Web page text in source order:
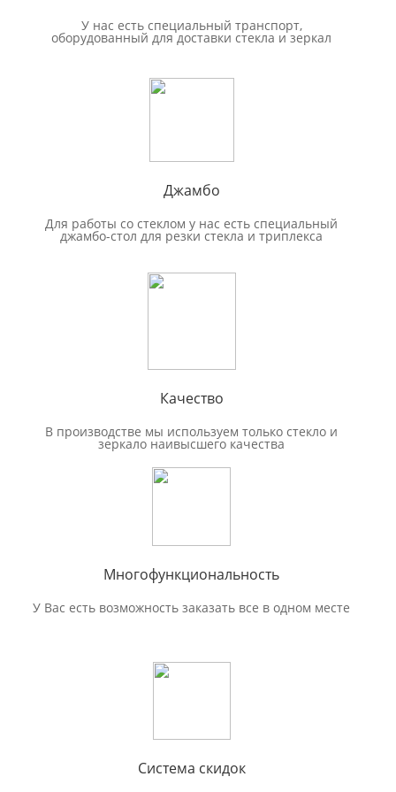
У нас есть специальный транспорт,
оборудованный для доставки стекла и зеркал
Джамбо
Для работы со стеклом у нас есть специальный
джамбо-стол для резки стекла и триплекса
Качество
В производстве мы используем только стекло и
зеркало наивысшего качества
Многофункциональность
У Вас есть возможность заказать все в одном месте
Система скидок